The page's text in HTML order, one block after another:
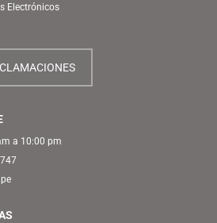
Electrónicos
a 10:00 pm